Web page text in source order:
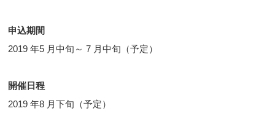
申込期間
2019 年5 月中旬～ 7 月中旬（予定）
開催日程
2019 年8 月下旬（予定）